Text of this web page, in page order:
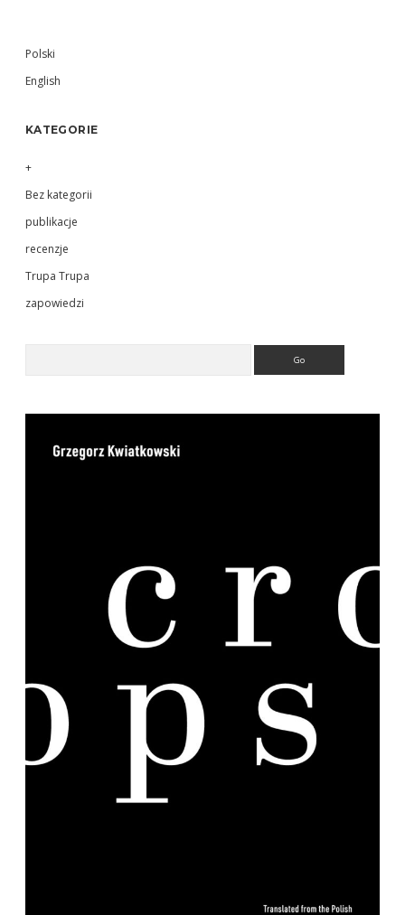
Sidebar
Polski
English
KATEGORIE
+
Bez kategorii
publikacje
recenzje
Trupa Trupa
zapowiedzi